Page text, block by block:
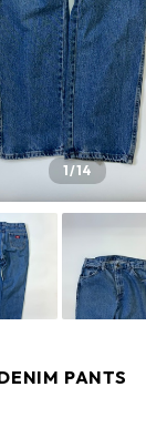
1/14
PANTS